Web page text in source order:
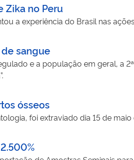
Zika no Peru
a experiência do Brasil nas
sangue
e a população em geral, a
ósseos
foi extraviado dia 15 de